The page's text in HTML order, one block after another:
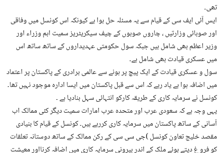
تھی۔
ایس آئی ایف سی کے قیام سے یہ مسئلہ حل ہوا ہے کیونکہ اس کونسل میں وفاقی
اور صوبائی وزارتیں ، چاروں صوبوں کے چیف سیکریٹریز سمیت اہم وزراء اور
وزیر اعظم بھی شامل ہیں جبکہ سول حکومتی عہدیداروں کے ساتھ ساتھ اس
میں عسکری قیادت بھی شامل ہے۔
سول و عسکری قیادت کے ایک پیچ پر ہونے سے عالمی برادری کے پاکستان پر اعتماد
میں اضافہ ہوا ہے یاد رہے کہ اس سے قبل پاکستان میں ایسا ادارہ موجود نہیں تھا۔
کونسل نے سرمایہ کاری کے طریقہ کارکو انتہائی سہل بنادیا ہے ۔
یہی وجہ ہے کہ سعودی عرب اور متحدہ عرب امارات سمیت دیگر کئی ممالک اب
آسانی کے ساتھ پاکستان میں سرمایہ کاری کررہے ہیں۔ کونسل کے قیام کا بنیادی
مقصد خلیج تعاون کونسل )جی سی سی کے رکن ممالک کے ساتھ دوستانہ تعلقات
کو فرو غ دیتے ہوئے ملک کے اندر بیرونی سرمایہ کاری میں اضافہ کرنااور معیشت